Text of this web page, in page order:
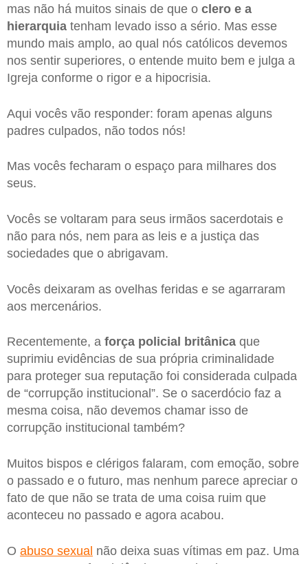
mas não há muitos sinais de que o clero e a
hierarquia tenham levado isso a sério. Mas esse
mundo mais amplo, ao qual nós católicos devemos
nos sentir superiores, o entende muito bem e julga a
Igreja conforme o rigor e a hipocrisia.
Aqui vocês vão responder: foram apenas alguns
padres culpados, não todos nós!
Mas vocês fecharam o espaço para milhares dos
seus.
Vocês se voltaram para seus irmãos sacerdotais e
não para nós, nem para as leis e a justiça das
sociedades que o abrigavam.
Vocês deixaram as ovelhas feridas e se agarraram
aos mercenários.
Recentemente, a força policial britânica que
suprimiu evidências de sua própria criminalidade
para proteger sua reputação foi considerada culpada
de “corrupção institucional”. Se o sacerdócio faz a
mesma coisa, não devemos chamar isso de
corrupção institucional também?
Muitos bispos e clérigos falaram, com emoção, sobre
o passado e o futuro, mas nenhum parece apreciar o
fato de que não se trata de uma coisa ruim que
aconteceu no passado e agora acabou.
O abuso sexual não deixa suas vítimas em paz. Uma